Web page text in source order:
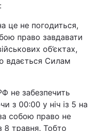
це не погодиться,
право завдавати
об’єктах,
вдається Силам
не забезпечить
з 00:00 у ніч із 5 на
собою право не
8 травня. Тобто